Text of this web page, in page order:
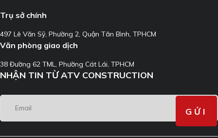
Trụ sở chính
497 Lê Văn Sỹ, Phường 2, Quận Tân Bình, TPHCM
Văn phòng giao dịch
38 Đường 62 TML, Phường Cát Lái, TPHCM
NHẬN TIN TỪ ATV CONSTRUCTION